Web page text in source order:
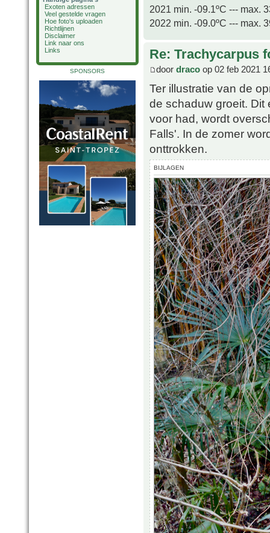
Exoten adressen
Veel gestelde vragen
Hoe foto's uploaden
Richtlijnen
Disclaimer
Link naar ons
Links
SPONSORS
2021 min. -09.1ºC --- max.
2022 min. -09.0ºC --- max.
Re: Trachycarpus
door draco op 02 feb 2021
Ter illustratie van de
de schaduw groeit. Dit
voor had, wordt
Falls'. In de zomer
onttrokken.
BIJLAGEN